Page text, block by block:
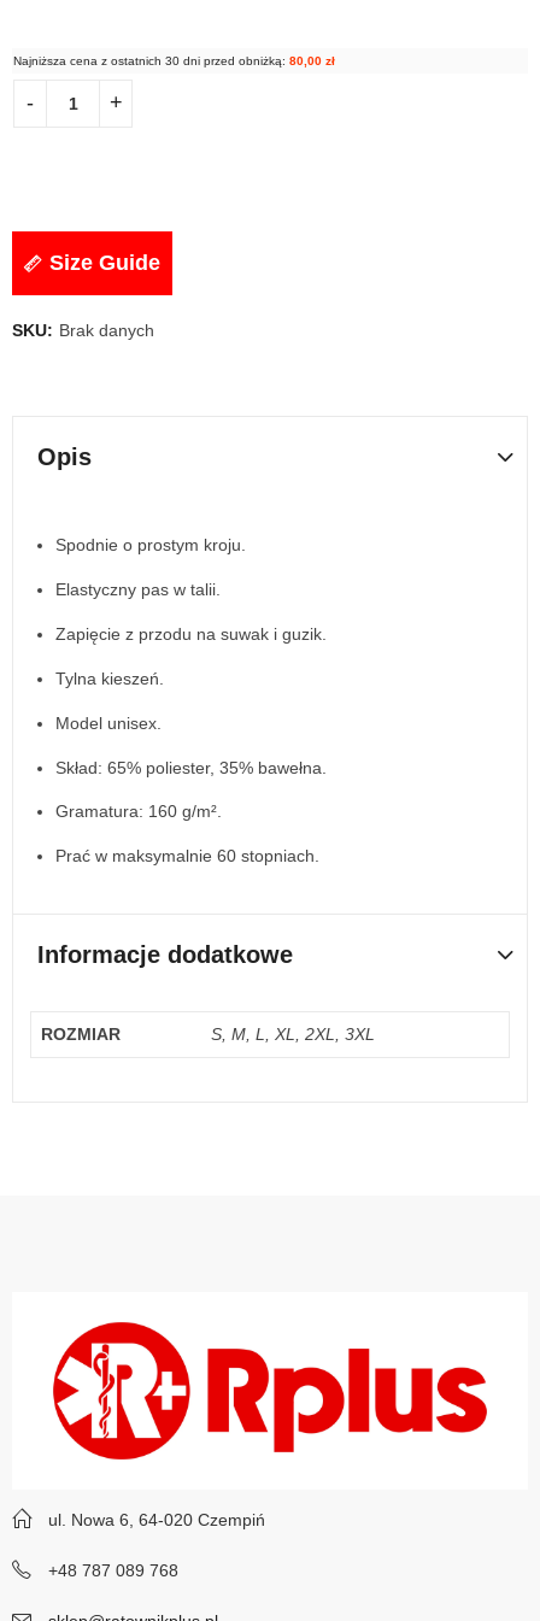
Najniższa cena z ostatnich 30 dni przed obniżką: 80,00 zł
Size Guide
SKU: Brak danych
Opis
Spodnie o prostym kroju.
Elastyczny pas w talii.
Zapięcie z przodu na suwak i guzik.
Tylna kieszeń.
Model unisex.
Skład: 65% poliester, 35% bawełna.
Gramatura: 160 g/m².
Prać w maksymalnie 60 stopniach.
Informacje dodatkowe
ROZMIAR S, M, L, XL, 2XL, 3XL
ul. Nowa 6, 64-020 Czempiń
+48 787 089 768